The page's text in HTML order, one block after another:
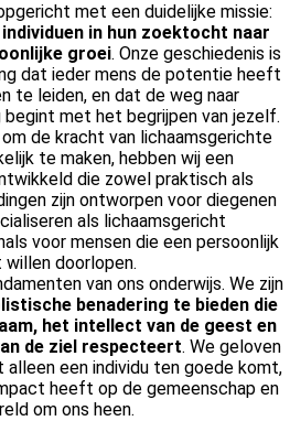
met een duidelijke missie:
in hun zoektocht naar
groei. Onze geschiedenis is
dat ieder mens de potentie heeft
te leiden, en dat de weg naar
met het begrijpen van jezelf.
de kracht van lichaamsgerichte
te maken, hebben wij een
die zowel praktisch als
zijn ontworpen voor diegenen
als lichaamsgericht
voor mensen die een persoonlijk
doorlopen.
van ons onderwijs. We zijn
benadering te bieden die
het intellect van de geest en
de ziel respecteert. We geloven
een individu ten goede komt,
heeft op de gemeenschap en
om ons heen.